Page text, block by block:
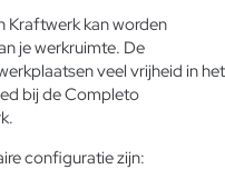
Kraftwerk kan worden
je werkruimte. De
veel vrijheid in het
bij de Completo
configuratie zijn: